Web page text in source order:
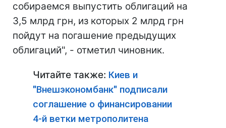
собираемся выпустить облигаций на
3,5 млрд грн, из которых 2 млрд грн
пойдут на погашение предыдущих
облигаций", - отметил чиновник.
Читайте также: Киев и
"Внешэкономбанк" подписали
соглашение о финансировании
4-й ветки метрополитена